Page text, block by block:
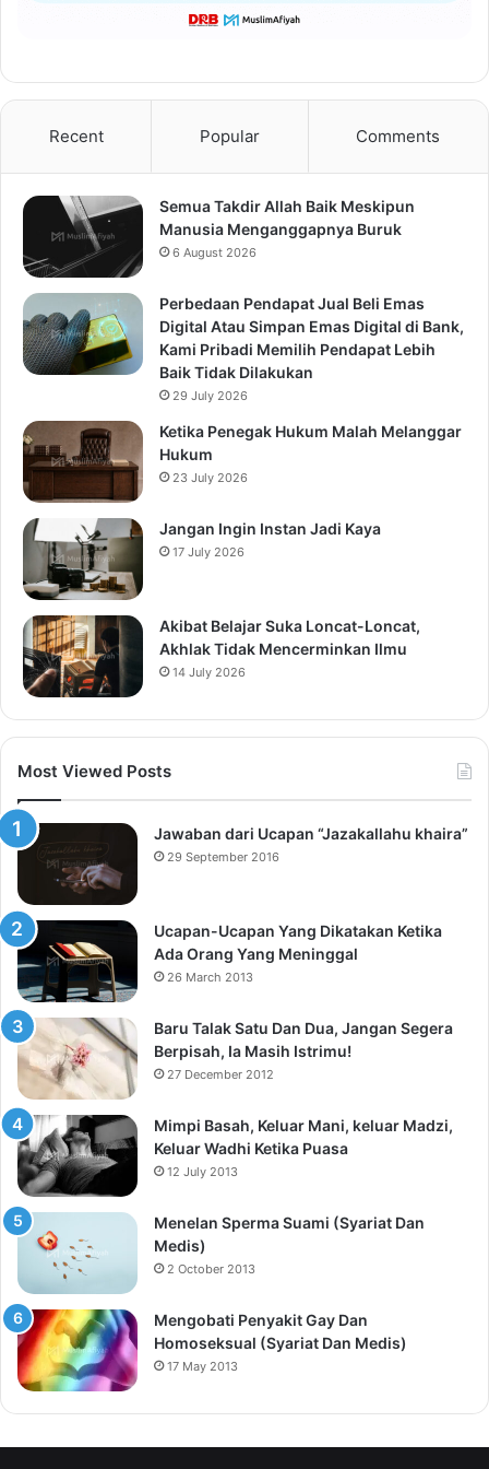
Recent Popular Comments
Semua Takdir Allah Baik Meskipun
Manusia Menganggapnya Buruk
6 August 2026
Perbedaan Pendapat Jual Beli Emas
Digital Atau Simpan Emas Digital di Bank,
Kami Pribadi Memilih Pendapat Lebih
Baik Tidak Dilakukan
29 July 2026
Ketika Penegak Hukum Malah Melanggar
Hukum
23 July 2026
Jangan Ingin Instan Jadi Kaya
17 July 2026
Akibat Belajar Suka Loncat-Loncat,
Akhlak Tidak Mencerminkan Ilmu
14 July 2026
Most Viewed Posts
Jawaban dari Ucapan “Jazakallahu khaira”
29 September 2016
Ucapan-Ucapan Yang Dikatakan Ketika
Ada Orang Yang Meninggal
26 March 2013
Baru Talak Satu Dan Dua, Jangan Segera
Berpisah, Ia Masih Istrimu!
27 December 2012
Mimpi Basah, Keluar Mani, keluar Madzi,
Keluar Wadhi Ketika Puasa
12 July 2013
Menelan Sperma Suami (Syariat Dan
Medis)
2 October 2013
Mengobati Penyakit Gay Dan
Homoseksual (Syariat Dan Medis)
17 May 2013